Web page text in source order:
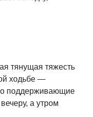
тянущая тяжесть
ходьбе —
поддерживающие
а утром